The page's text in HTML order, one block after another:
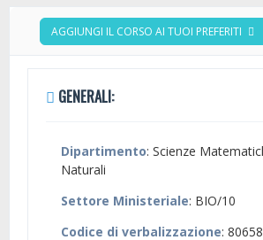
AGGIUNGI IL CORSO AI TUOI PREFERITI
GENERALI:
Dipartimento: Scienze
Naturali
Settore Ministeriale: BIO/10
Codice di verbalizzazione: